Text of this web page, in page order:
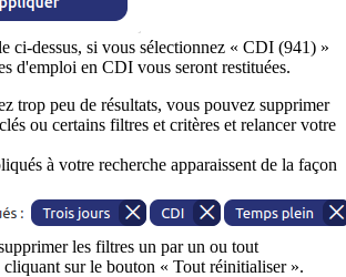
ci-dessus, si vous sélectionnez « CDI (941) »
d'emploi en CDI vous seront restituées.
trop peu de résultats, vous pouvez supprimer
ou certains filtres et critères et relancer votre
à votre recherche apparaissent de la façon
les filtres un par un ou tout
sur le bouton « Tout réinitialiser ».